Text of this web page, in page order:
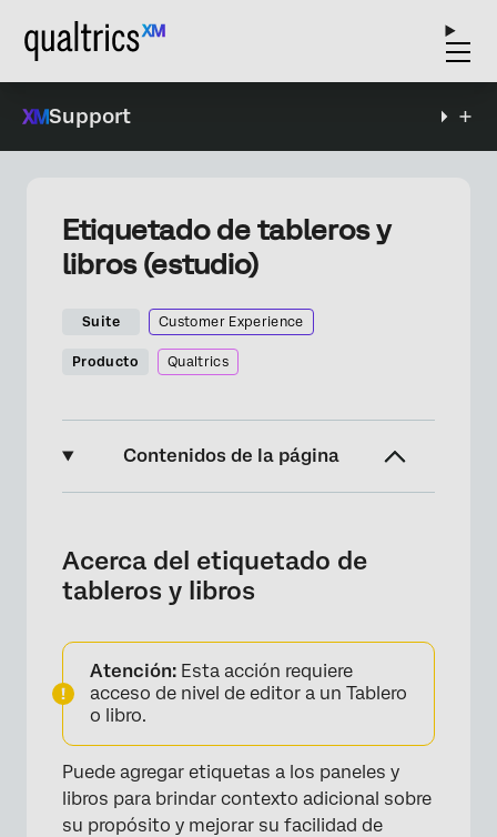
Support
Etiquetado de tableros y
libros (estudio)
Suite Customer Experience
Producto Qualtrics
Contenidos de la página
Cómo agregar etiquetas a un solo Tablero
Cómo agregar etiquetas a un solo libro
Acerca del etiquetado de
tableros y libros
Atención: Esta acción requiere
acceso de nivel de editor a un Tablero
o libro.
Puede agregar etiquetas a los paneles y
libros para brindar contexto adicional sobre
su propósito y mejorar su facilidad de